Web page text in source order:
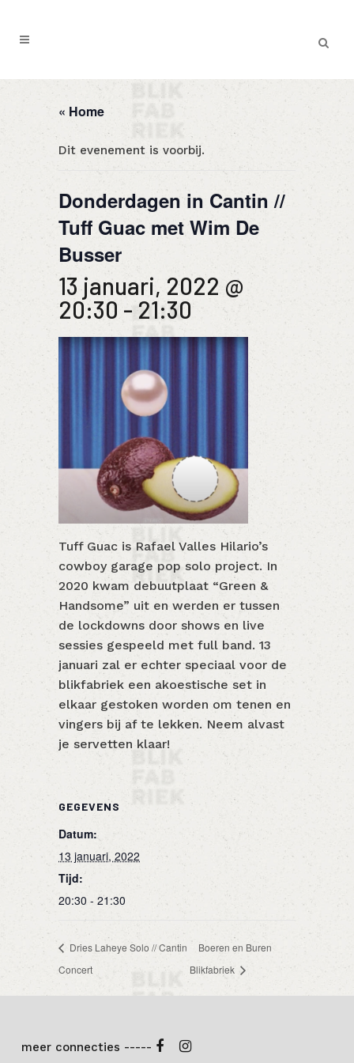
« Home
Dit evenement is voorbij.
Donderdagen in Cantin //
Tuff Guac met Wim De
Busser
13 januari, 2022 @
20:30 -21:30
Tuff Guac is Rafael Valles Hilario’s
cowboy garage pop solo project. In
2020 kwam debuutplaat “Green &
Handsome” uit en werden er tussen
de lockdowns door shows en live
sessies gespeeld met full band. 13
januari zal er echter speciaal voor de
blikfabriek een akoestische set in
elkaar gestoken worden om tenen en
vingers bij af te lekken. Neem alvast
je servetten klaar!
GEGEVENS
Datum:
13 januari, 2022
Tijd:
20:30 - 21:30
Dries Laheye Solo // Cantin
Concert
Boeren en Buren
Blikfabriek
meer connecties -----